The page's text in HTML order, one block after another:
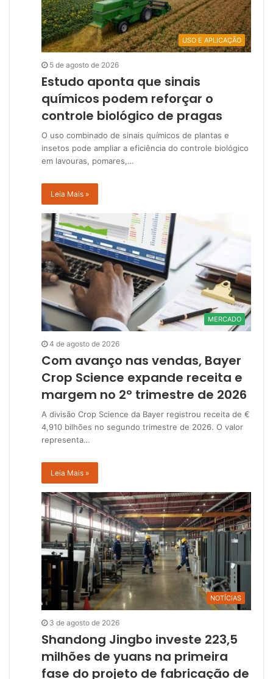
USO E APLICAÇÃO
5 de agosto de 2026
Estudo aponta que sinais
químicos podem reforçar o
controle biológico de pragas
O uso combinado de sinais químicos de plantas e
insetos pode ampliar a eficiência do controle biológico
em lavouras, pomares,…
Leia Mais »
MERCADO
4 de agosto de 2026
Com avanço nas vendas, Bayer
Crop Science expande receita e
margem no 2º trimestre de 2026
A divisão Crop Science da Bayer registrou receita de €
4,910 bilhões no segundo trimestre de 2026. O valor
representa…
Leia Mais »
NOTÍCIAS
3 de agosto de 2026
Shandong Jingbo investe 223,5
milhões de yuans na primeira
fase do projeto de fabricação de